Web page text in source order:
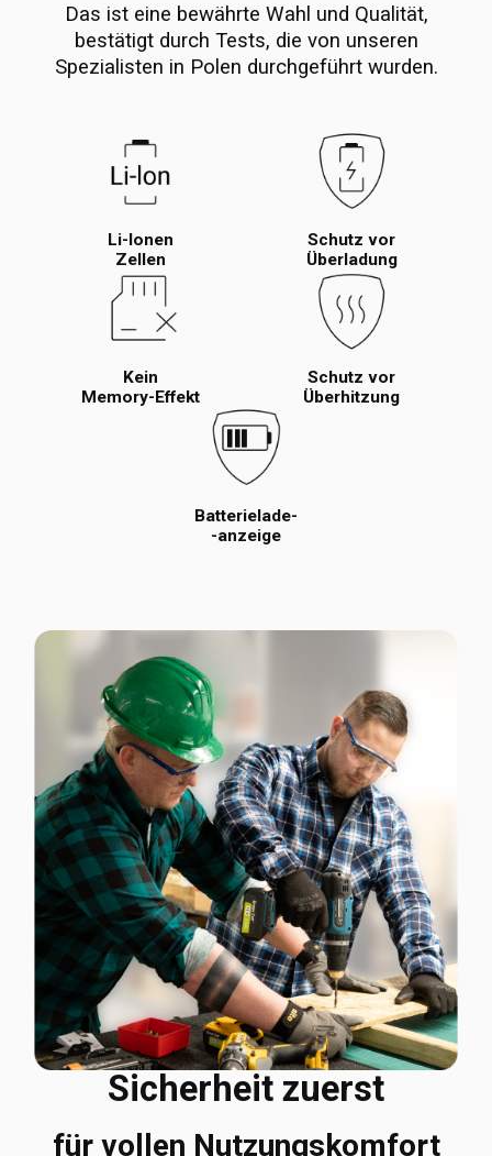
Das ist eine bewährte Wahl und Qualität,
bestätigt durch Tests, die von unseren
Spezialisten in Polen durchgeführt wurden.
Li-Ionen
Zellen
Schutz vor
Überladung
Kein
Memory-Effekt
Schutz vor
Überhitzung
Batterielade-
-anzeige
Sicherheit zuerst
für vollen Nutzungskomfort